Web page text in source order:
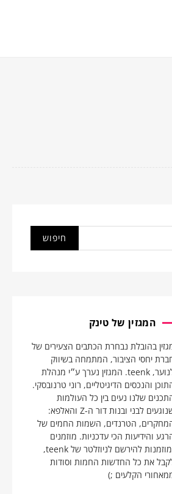
המגזין של טינק
בהובלת נבחרת הכתבים הצעירים של
יחסי הציבור, המתמחה בשיווק
לנוער, teenk. המגזין נערך ע״י מנהלת
והנכסים הדיגיטליים, רוני טרנובסקי.
שלנו נעים בין כל העולמות
שנוגעים לבני ובנות דור ה-Z והאלפא:
הטרנדים, השמות החמים של
והידיעות הכי עדכניות. מוזמנים
ומוזמנות להירשם לניוזלטר של teenk,
את כל החדשות החמות וסודות
הקלעים ;)